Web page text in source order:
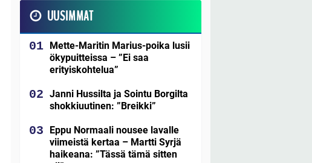
UUSIMMAT
Mette-Maritin Marius-poika lusii
ökypuitteissa – ”Ei saa
erityiskohtelua”
Janni Hussilta ja Sointu Borgilta
shokkiuutinen: ”Breikki”
Eppu Normaali nousee lavalle
viimeistä kertaa – Martti Syrjä
haikeana: ”Tässä tämä sitten